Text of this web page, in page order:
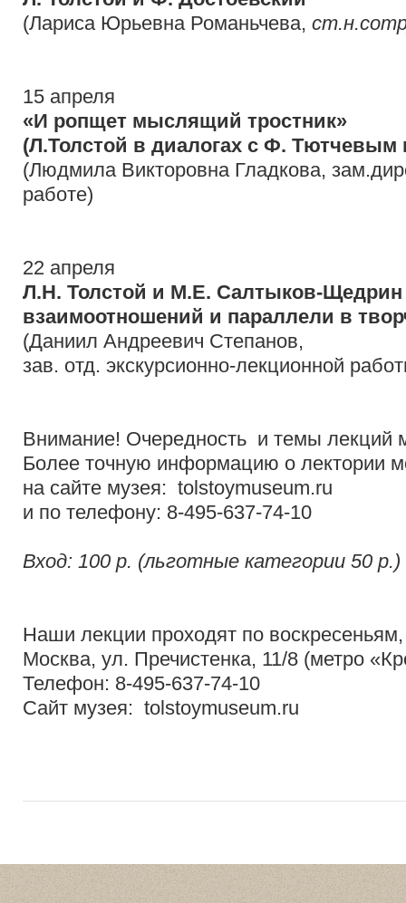
(Лариса Юрьевна Романьчева,
15 апреля
«И ропщет мыслящий тростник»
(Л.Толстой в диалогах с Ф.
(Людмила Викторовна Гладкова,
работе)
22 апреля
Л.Н. Толстой и М.Е. Салтыков-
взаимоотношений и параллели в
(Даниил Андреевич Степанов,
зав. отд. экскурсионно-лекционной
Внимание! Очередность и темы лекций
Более точную информацию о лектории
на сайте музея: tolstoymuseum.ru
и по телефону: 8-495-637-74-10
Вход: 100 р. (льготные категории 50 р.)
Наши лекции проходят по
Москва, ул. Пречистенка, 11/8 (метро
Телефон: 8-495-637-74-10
Сайт музея: tolstoymuseum.ru